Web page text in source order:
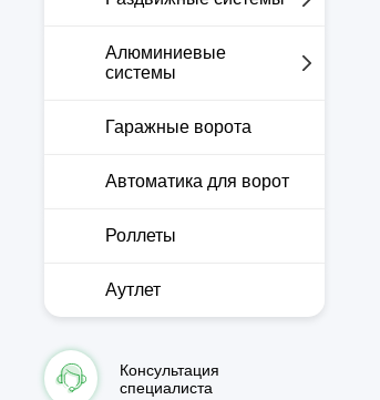
Алюминиевые
системы
Гаражные ворота
Автоматика для ворот
Роллеты
Аутлет
Консультация
специалиста